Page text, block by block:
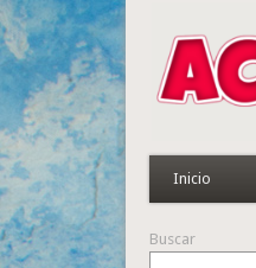
Inicio
Buscar